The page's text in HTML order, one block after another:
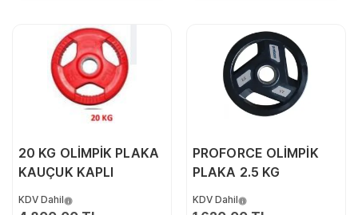
20 KG OLİMPİK PLAKA
KAUÇUK KAPLI
KDV Dahil
PROFORCE OLİMPİK
PLAKA 2.5 KG
KDV Dahil